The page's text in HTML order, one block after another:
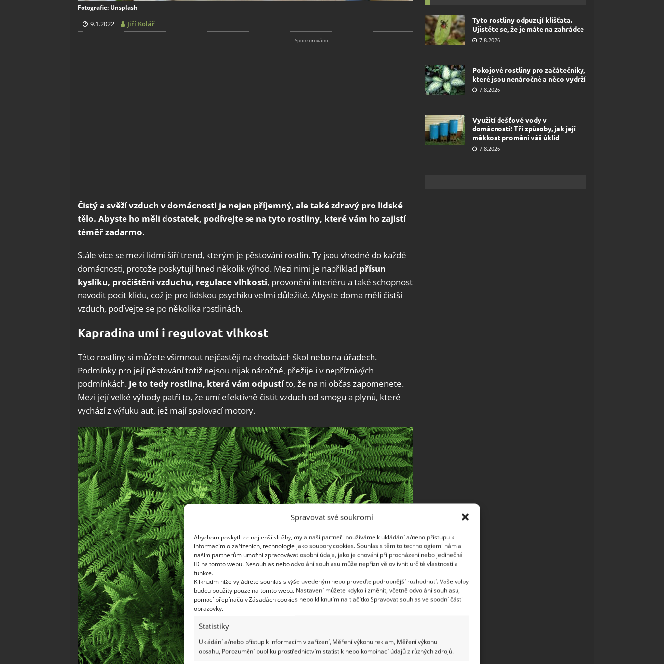
Spravovat své soukromí
Abychom poskytli co nejlepší služby, my a naši partneři používáme k ukládání a/nebo přístupu k
informacím o zařízeních, technologie jako soubory cookies. Souhlas s těmito technologiemi nám a
našim partnerům umožní zpracovávat osobní údaje, jako je chování při procházení nebo jedinečná
ID na tomto webu. Nesouhlas nebo odvolání souhlasu může nepříznivě ovlivnit určité vlastnosti a
funkce.
Kliknutím níže vyjádřete souhlas s výše uvedeným nebo proveďte podrobnější rozhodnutí. Vaše volby
budou použity pouze na tomto webu. Nastavení můžete kdykoli změnit, včetně odvolání souhlasu,
pomocí přepínačů v Zásadách cookies nebo kliknutím na tlačítko Spravovat souhlas ve spodní části
obrazovky.
Statistiky
Ukládání a/nebo přístup k informacím v zařízení, Měření výkonu reklam, Měření výkonu
obsahu, Porozumění publiku prostřednictvím statistik nebo kombinací údajů z různých zdrojů.
Fotografie: Unsplash
9.1.2022 Jiří Kolář
Čistý a svěží vzduch v domácnosti je nejen příjemný, ale také zdravý pro lidské
tělo. Abyste ho měli dostatek, podívejte se na tyto rostliny, které vám ho zajistí
téměř zadarmo.
Stále více se mezi lidmi šíří trend, kterým je pěstování rostlin. Ty jsou vhodné do každé
domácnosti, protože poskytují hned několik výhod. Mezi nimi je například přísun
kyslíku, pročištění vzduchu, regulace vlhkosti, provonění interiéru a také schopnost
navodit pocit klidu, což je pro lidskou psychiku velmi důležité. Abyste doma měli čistší
vzduch, podívejte se po několika rostlinách.
Kapradina umí i regulovat vlhkost
Této rostliny si můžete všimnout nejčastěji na chodbách škol nebo na úřadech.
Podmínky pro její pěstování totiž nejsou nijak náročné, přežije i v nepříznivých
podmínkách. Je to tedy rostlina, která vám odpustíto, že na ni občas zapomenete.
Mezi její velké výhody patří to, že umí efektivně čistit vzduch od smogu a plynů, které
vychází z výfuku aut, jež mají spalovací motory.
Tyto rostliny odpuzují klíšťata.
Ujistěte se, že je máte na zahrádce
7.8.2026
Pokojové rostliny pro začátečníky,
které jsou nenáročné a něco vydrží
7.8.2026
Využití dešťové vody v
domácnosti: Tři způsoby, jak její
měkkost promění váš úklid
7.8.2026